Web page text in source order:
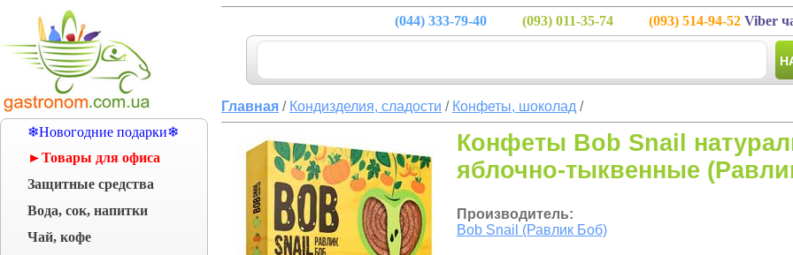
❄Новогодние подарки❄
►Товары для офиса
Защитные средства
Вода, сок, напитки
Чай, кофе
(044) 333-79-40 (093) 011-35-74 (093) 514-94-52 Viber
Главная / Кондизделия, сладости / Конфеты, шоколад /
Конфеты Bob Snail
яблочно-тыквенные
Производитель:
Bob Snail (Равлик Боб)